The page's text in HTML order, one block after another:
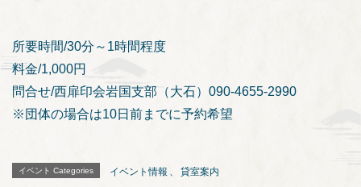
所要時間/30分～1時間程度
料金/1,000円
問合せ/西扉印会岩国支部（大石）090-4655-2990
※団体の場合は10日前までに予約希望
イベント Categories イベント情報 貸室案内